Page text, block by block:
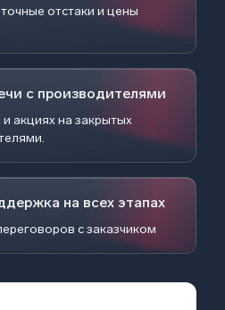
отстаки и цены
с производителями
акциях на закрытых
на всех этапах
с заказчиком